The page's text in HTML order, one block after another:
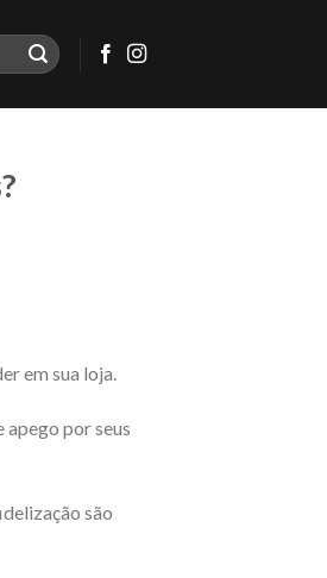
em sua loja.
apego por seus
são